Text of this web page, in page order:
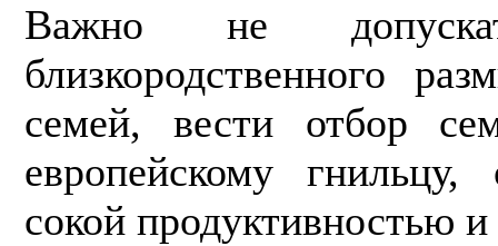
Важно не
близкородственного
семей, вести отбор
европейскому
сокой продуктивностью